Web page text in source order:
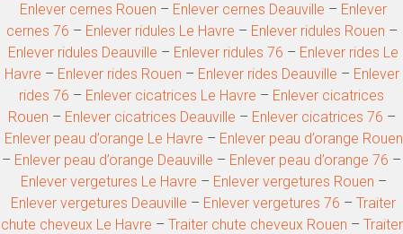
Enlever cernes Rouen – Enlever cernes Deauville – Enlever
cernes 76 – Enlever ridules Le Havre – Enlever ridules Rouen –
Enlever ridules Deauville – Enlever ridules 76 – Enlever rides Le
Havre – Enlever rides Rouen – Enlever rides Deauville – Enlever
rides 76 – Enlever cicatrices Le Havre – Enlever cicatrices
Rouen – Enlever cicatrices Deauville – Enlever cicatrices 76 –
Enlever peau d’orange Le Havre – Enlever peau d’orange Rouen
– Enlever peau d’orange Deauville – Enlever peau d’orange 76 –
Enlever vergetures Le Havre – Enlever vergetures Rouen –
Enlever vergetures Deauville – Enlever vergetures 76 – Traiter
chute cheveux Le Havre – Traiter chute cheveux Rouen – Traiter